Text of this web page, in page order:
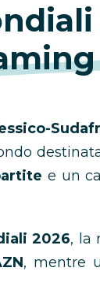
e un
2026, la
, mentre